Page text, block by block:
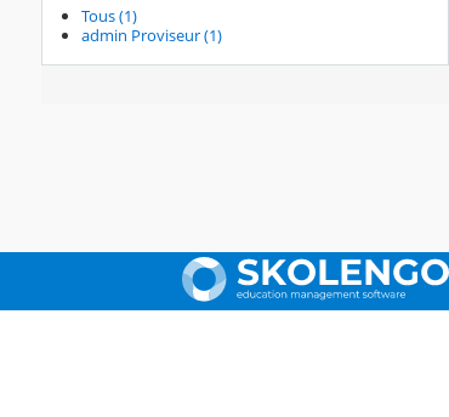
Tous (1)
admin Proviseur (1)